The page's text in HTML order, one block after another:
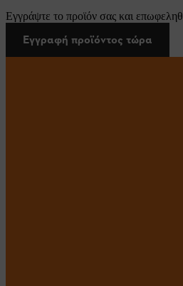
Εγγράψτε το προϊόν σας και
Εγγραφή προϊόντος τώρα